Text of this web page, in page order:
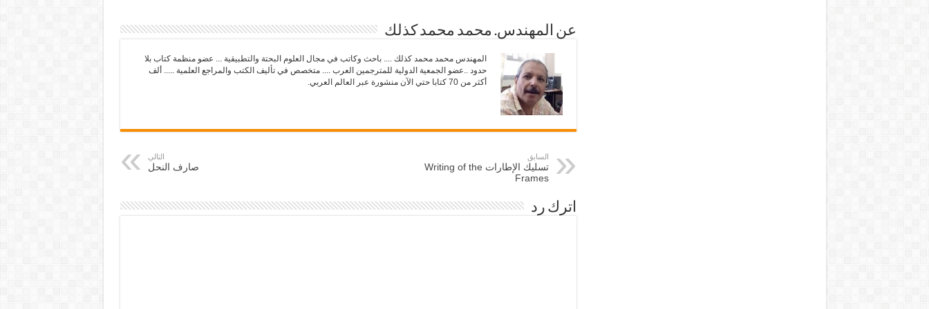
ح
ف
ا
ف
ذ
ة
ج
د
ي
د
ة
ت
ح
ي
ن
ا
ف
ذ
ة
ج
د
ي
د
عن المهندس. محمد محمد كذلك
المهندس محمد محمد كذلك .... باحث وكاتب في مجال العلوم البحتة والتطبيقية ... عضو منظمة كتاب بلا
حدود ..عضو الجمعية الدولية للمترجمين العرب .... متخصص في تأليف الكتب والمراجع العلمية ..... ألف
أكثر من 70 كتابا حتي الآن منشورة عبر العالم العربي.
السابق
تسليك الإطارات Writing of the
Frames
التالي
صارف النحل
اترك رد